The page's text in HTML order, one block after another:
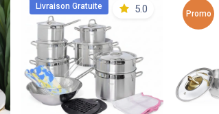
Livraison Gratuite 5.0 Promo